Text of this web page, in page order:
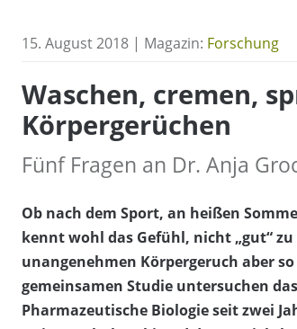
15. August 2018 | Magazin: Forschung
Waschen, cremen,
Körpergerüchen
Fünf Fragen an Dr. Anja
Ob nach dem Sport, an heißen
kennt wohl das Gefühl, nicht „gut“
unangenehmen Körpergeruch aber
gemeinsamen Studie untersuchen
Pharmazeutische Biologie seit zwei